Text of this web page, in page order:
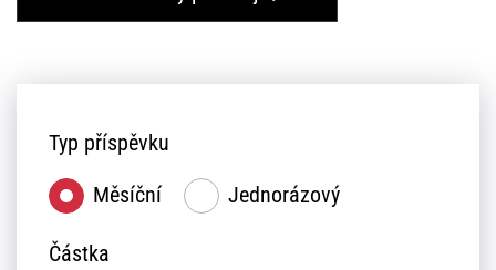
Typ příspěvku
Měsíční
Jednorázový
Částka